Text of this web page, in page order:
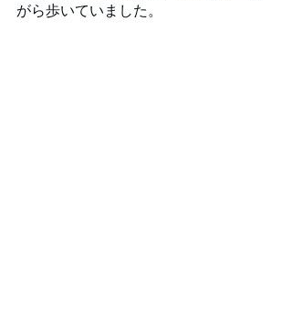
がら歩いていました。